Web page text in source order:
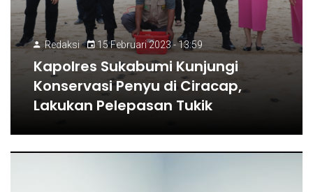
Redaksi 15 Februari 2023 - 13:59
Kapolres Sukabumi Kunjungi
Konservasi Penyu di Ciracap,
Lakukan Pelepasan Tukik